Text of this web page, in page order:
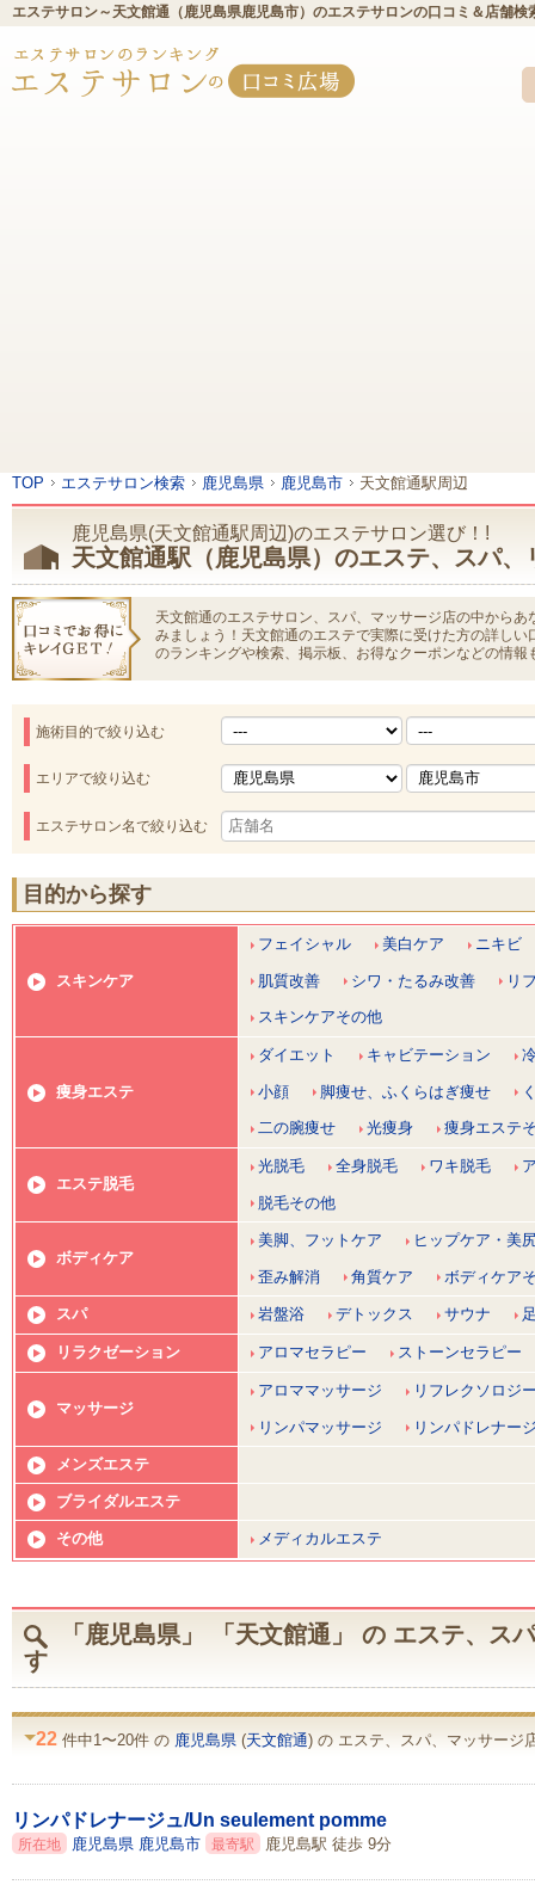
エステサロン～天文館通（鹿児島県鹿児島市）のエステサロンの口コミ＆店舗検
TOP エステサロン検索 鹿児島県 鹿児島市 天文館通駅周辺
鹿児島県(天文館通駅周辺)のエステサロン選び！!
天文館通駅（鹿児島県）のエステ、スパ、
天文館通のエステサロン、スパ、マッサージ店の中から
みましょう！天文館通のエステで実際に受けた方の詳し
のランキングや検索、掲示板、お得なクーポンなどの情報
施術目的で絞り込む
エリアで絞り込む
エステサロン名で絞り込む
目的から探す
スキンケア
フェイシャル 美白ケア ニキビ
肌質改善 シワ・たるみ改善 リ
スキンケアその他
痩身エステ
ダイエット キャビテーション
小顔 脚痩せ、ふくらはぎ痩せ
二の腕痩せ 光痩身 痩身エステ
エステ脱毛
光脱毛 全身脱毛 ワキ脱毛
脱毛その他
ボディケア
美脚、フットケア ヒップケア・美
歪み解消 角質ケア ボディケア
スパ 岩盤浴 デトックス サウナ
リラクゼーション アロマセラピー ストーンセラピー
マッサージ
アロママッサージ リフレクソロジ
リンパマッサージ リンパドレナー
メンズエステ
ブライダルエステ
その他 メディカルエステ
「鹿児島県」 「天文館通」 の エステ、ス
す
22 件中1〜20件 の 鹿児島県 (天文館通) の エステ、スパ、マッサージ
リンパドレナージュ/Un seulement pomme
所在地 鹿児島県 鹿児島市 最寄駅 鹿児島駅 徒歩 9分